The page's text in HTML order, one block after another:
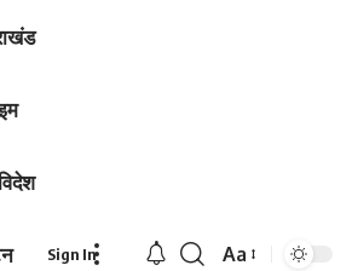
Sign In Aa